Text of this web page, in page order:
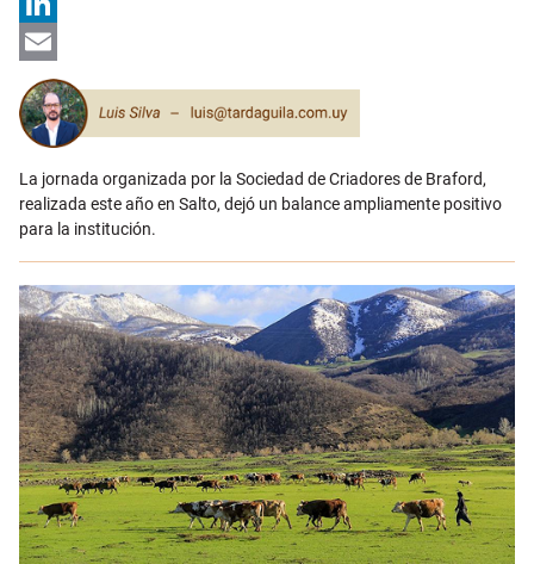
LinkedIn
Email
La jornada organizada por la Sociedad de Criadores de Braford,
realizada este año en Salto, dejó un balance ampliamente positivo
para la institución.